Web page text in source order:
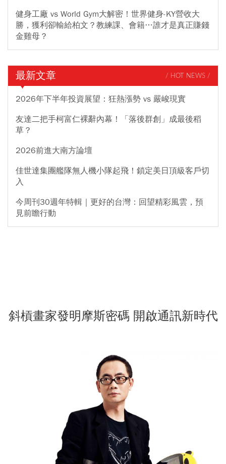
健身工廠 vs World Gym大解密！世界健身-KY營收大
勝，獲利卻輸給柏文？教練課、會籍…誰才是真正賺錢
金雞母？
最新文章 / HOT NEWS /
2026年下半年投資展望：狂熱漲勢 vs 嚴峻現實
友達二把手柯富仁裸辭內幕！「落後群創」成最後稻
草？
2026前進大南方論壇
佳世達集團艦隊無人機小隊起飛！鎖定美日頂級客戶切
入
今周刊30週年特輯｜更好的台灣：回望精彩風雲，預
見前瞻行動
斜槓畫家發明摩斯密碼 開啟通訊新時代